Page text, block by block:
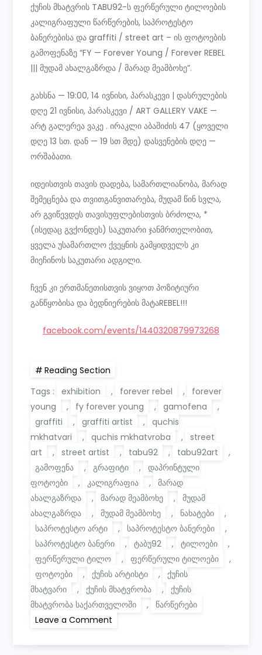
ქუჩის მხატვრის TABU92-ს ფერწერული ტილოების
კალიგრაფული წარწერების, საპროტესტო
ბანერებისა და graffiti / street art – ის ფოტოების
გამოფენაზე “FY — Forever Young / Forever REBEL
||| მუდამ ახალგაზრდა / მარად მეამბოხე”.
გახსნა — 19:00, 14 ივნისი, პარასკევი | დასრულების
დღე 21 ივნისი, პარასკევი / ART GALLERY VAKE —
არტ გალერეა ვაკე . ირაკლი აბაშიძის 47 (ყოველი
დღე 13 სთ. დან — 19 სთ მდე) დასვენების დღე —
ორშაბათი.
იდეისთვის თავის დადება, სამართლიანობა, მარად
შემეცნება და თვითგანვითარება, მუდამ წინ სვლა,
არ გვიწევდეს თავისუფლებისთვის ბრძოლა, *
(ისედაც გვქონდეს) საკუთარი ჯანმრთელობით,
ყველა უსამართლო ქვეყნის გამყიდველს კი
მიეჩინოს საკუთარი ადგილი.
ჩვენ კი ერთმანეთისთვის ვიყოთ პოზიტიური
განწყობისა და ბედნიერების მატაREBEL!!!
facebook.com/events/1440320879973268
Reading Section
Tags :
exhibition , forever rebel ,
forever
young
, fy forever young , gamofena
,
graffiti
, graffiti artist ,
quchis
mkhatvari
, quchis mkhatvroba ,
street
art
, street artist , tabu92 , tabu92art
,
გამოფენა
, გრაფიტი ,
დაპრინტული
ფოტოები
, კალიგრაფია ,
მარად
ახალგაზრდა
, მარად მეამბოხე ,
მუდამ
ახალგაზრდა
, მუდამ მეამბოხე , ნახატები
,
საპროტესტო არტი
, საპროტესტო ბანერები
,
საპროტესტო ბანერი
, ტაბუ92 , ტილოები
,
ფერწერული ტილო
, ფერწერული ტილოები
,
ფოტოები
, ქუჩის არტისტი ,
ქუჩის
მხატვარი
, ქუჩის მხატვრობა ,
ქუჩის
მხატვრობა საქართველოში
,
წარწერები
Leave a Comment
Forever